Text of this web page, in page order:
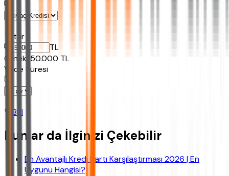
Tutar
TL
Ornek: 50.000 TL
Vade Süresi
Bul
Bunlar da İlginizi Çekebilir
En Avantajlı Kredi Kartı Karşılaştırması 2026 | En
Uygunu Hangisi?